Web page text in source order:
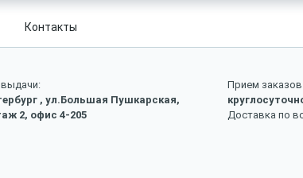
Контакты
, ул.Большая Пушкарская,
2, офис 4-205
Прием заказов
Доставка по